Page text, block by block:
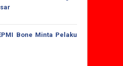
Bone Minta Pelaku